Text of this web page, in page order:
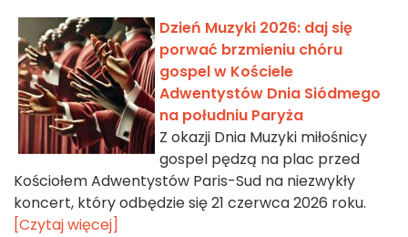
Dzień Muzyki 2026: daj się
porwać brzmieniu chóru
gospel w Kościele
Adwentystów Dnia Siódmego
na południu Paryża
Z okazji Dnia Muzyki miłośnicy
gospel pędzą na plac przed
Kościołem Adwentystów Paris-Sud na niezwykły
koncert, który odbędzie się 21 czerwca 2026 roku.
[Czytaj więcej]